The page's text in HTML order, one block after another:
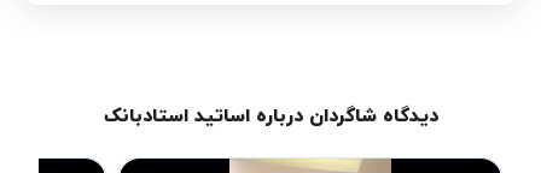
دیدگاه شاگردان درباره اساتید استادبانک